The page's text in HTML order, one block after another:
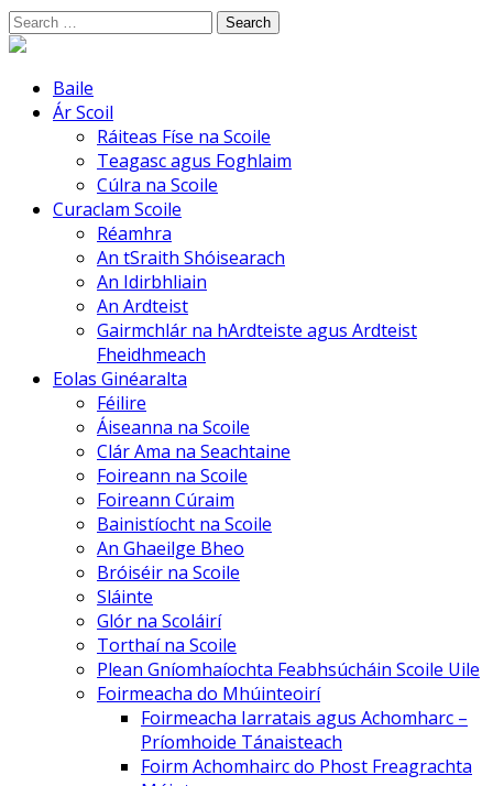
Skip
to
Search
for:
Baile
Ár Scoil
Ráiteas Físe na Scoile
Teagasc agus Foghlaim
Cúlra na Scoile
Curaclam Scoile
Réamhra
An tSraith Shóisearach
An Idirbhliain
An Ardteist
Gairmchlár na hArdteiste agus Ardteist
Fheidhmeach
Eolas Ginéaralta
Féilire
Áiseanna na Scoile
Clár Ama na Seachtaine
Foireann na Scoile
Foireann Cúraim
Bainistíocht na Scoile
An Ghaeilge Bheo
Bróiséir na Scoile
Sláinte
Glór na Scoláirí
Torthaí na Scoile
Plean Gníomhaíochta Feabhsúcháin Scoile Uile
Foirmeacha do Mhúinteoirí
Foirmeacha Iarratais agus Achomharc –
Príomhoide Tánaisteach
Foirm Achomhairc do Phost Freagrachta